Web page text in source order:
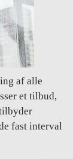
af alle
et tilbud,
fast interval